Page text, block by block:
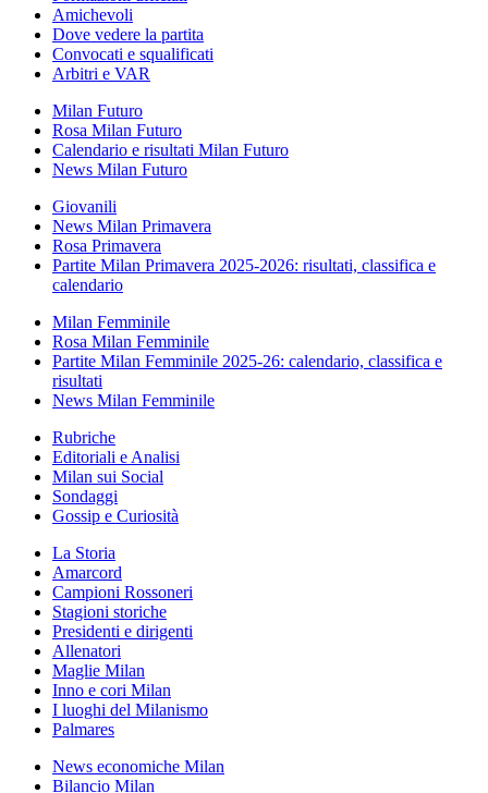
Amichevoli
Dove vedere la partita
Convocati e squalificati
Arbitri e VAR
Milan Futuro
Rosa Milan Futuro
Calendario e risultati Milan Futuro
News Milan Futuro
Giovanili
News Milan Primavera
Rosa Primavera
Partite Milan Primavera 2025-2026: risultati, classifica e
calendario
Milan Femminile
Rosa Milan Femminile
Partite Milan Femminile 2025-26: calendario, classifica e
risultati
News Milan Femminile
Rubriche
Editoriali e Analisi
Milan sui Social
Sondaggi
Gossip e Curiosità
La Storia
Amarcord
Campioni Rossoneri
Stagioni storiche
Presidenti e dirigenti
Allenatori
Maglie Milan
Inno e cori Milan
I luoghi del Milanismo
Palmares
News economiche Milan
Bilancio Milan